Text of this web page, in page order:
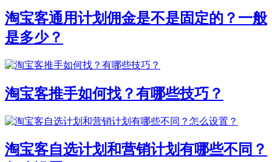
淘宝客通用计划佣金是不是固定的？一般
是多少？
淘宝客推手如何找？有哪些技巧？
淘宝客自选计划和营销计划有哪些不同？